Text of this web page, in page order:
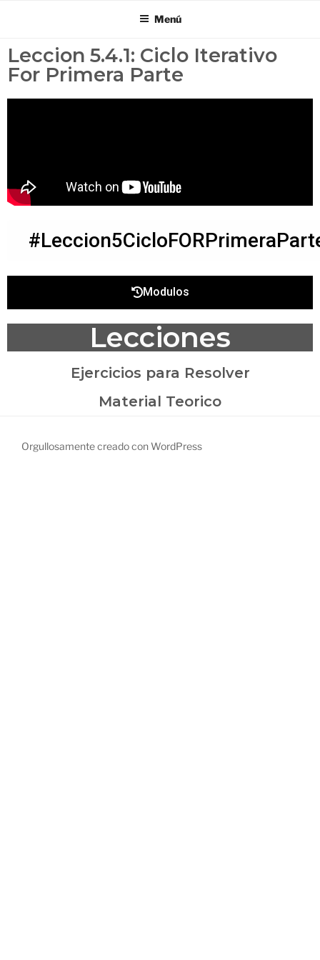
Menú
Leccion 5.4.1: Ciclo Iterativo
For Primera Parte
Modulos
Lecciones
Ejercicios para Resolver
Material Teorico
Orgullosamente creado con WordPress